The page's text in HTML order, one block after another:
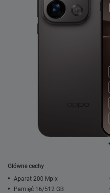
Główne cechy
Aparat 200 Mpix
Pamięć 16/512 GB